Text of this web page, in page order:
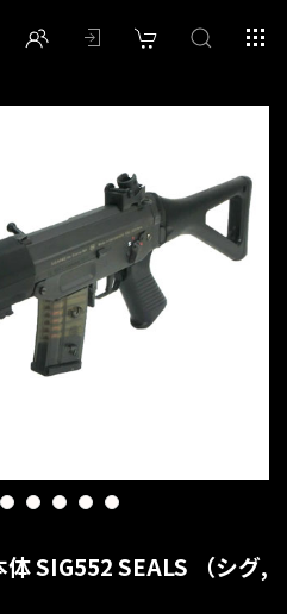
4 5 6 7 8
SIG552 SEALS （シグ,